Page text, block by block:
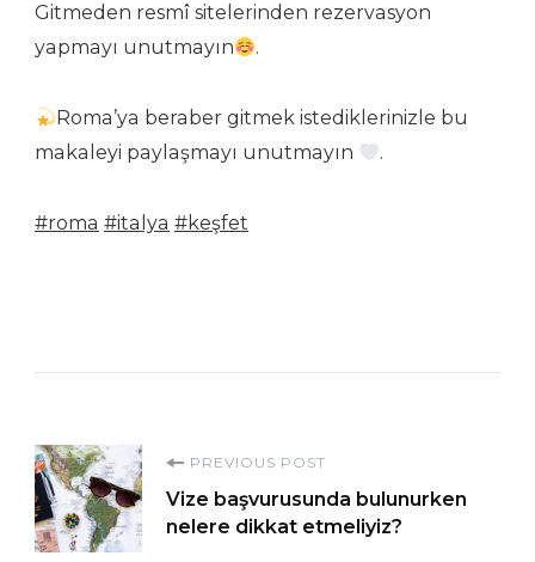
Gitmeden resmî sitelerinden rezervasyon
yapmayı unutmayın
.
Roma’ya beraber gitmek istediklerinizle bu
makaleyi paylaşmayı unutmayın
.
#roma #italya #keşfet
Post
Navigation
PREVIOUS POST
Vize başvurusunda bulunurken
nelere dikkat etmeliyiz?